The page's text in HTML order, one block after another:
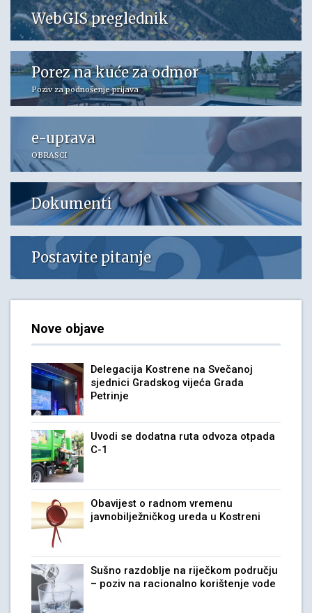
WebGIS preglednik
Porez na kuće za odmor
Poziv za podnošenje prijava
e-uprava
OBRASCI
Dokumenti
Postavite pitanje
Nove objave
Delegacija Kostrene na Svečanoj
sjednici Gradskog vijeća Grada
Petrinje
Uvodi se dodatna ruta odvoza otpada
C-1
Obavijest o radnom vremenu
javnobilježničkog ureda u Kostreni
Sušno razdoblje na riječkom području
– poziv na racionalno korištenje vode